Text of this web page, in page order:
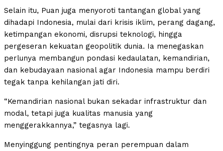
Selain itu, Puan juga menyoroti tantangan global yang
dihadapi Indonesia, mulai dari krisis iklim, perang dagang,
ketimpangan ekonomi, disrupsi teknologi, hingga
pergeseran kekuatan geopolitik dunia. Ia menegaskan
perlunya membangun pondasi kedaulatan, kemandirian,
dan kebudayaan nasional agar Indonesia mampu berdiri
tegak tanpa kehilangan jati diri.
“Kemandirian nasional bukan sekadar infrastruktur dan
modal, tetapi juga kualitas manusia yang
menggerakkannya,” tegasnya lagi.
Menyinggung pentingnya peran perempuan dalam